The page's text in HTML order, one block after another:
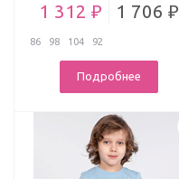
1 312 ₽ 1 706 ₽
86 98 104 92
Подробнее